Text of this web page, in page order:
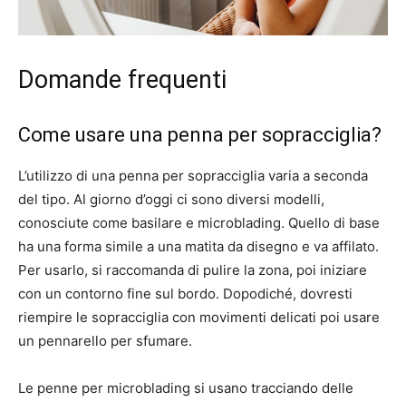
Domande frequenti
Come usare una penna per sopracciglia?
L’utilizzo di una penna per sopracciglia varia a seconda
del tipo. Al giorno d’oggi ci sono diversi modelli,
conosciute come basilare e microblading. Quello di base
ha una forma simile a una matita da disegno e va affilato.
Per usarlo, si raccomanda di pulire la zona, poi iniziare
con un contorno fine sul bordo. Dopodiché, dovresti
riempire le sopracciglia con movimenti delicati poi usare
un pennarello per sfumare.
Le penne per microblading si usano tracciando delle